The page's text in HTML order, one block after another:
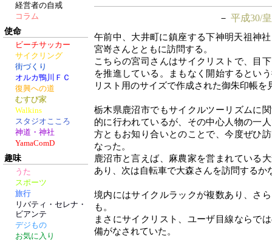
経営者の自戒
コラム
使命
ビーチサッカー
サイクリング
街づくり
オルカ鴨川ＦＣ
復興への道
むすび家
Walkins
スタジオこころ
神道・神社
YamaComD
趣味
うた
スポーツ
旅行
リバティ・セレナ・
ビアンテ
デジもの
お気に入り
－ 平成30/
午前中、大井町に鎮座する下神明天祖神
宮嵜さんとともに訪問する。
こちらの宮司さんはサイクリストで、目
を推進している。まもなく開始するとい
リスト用のサイズで作成された御朱印帳を
栃木県鹿沼市でもサイクルツーリズムに
的に行われているが、その中心人物の一
方ともお知り合いとのことで、今度ぜひ
なった。
鹿沼市と言えば、麻農家を営まれている
あり、次は自転車で大森さんを訪問するか
境内にはサイクルラックが複数あり、さ
も。
まさにサイクリスト、ユーザ目線ならで
備がなされていた。